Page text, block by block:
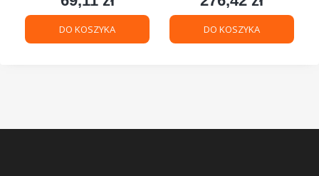
DO KOSZYKA DO KOSZYKA